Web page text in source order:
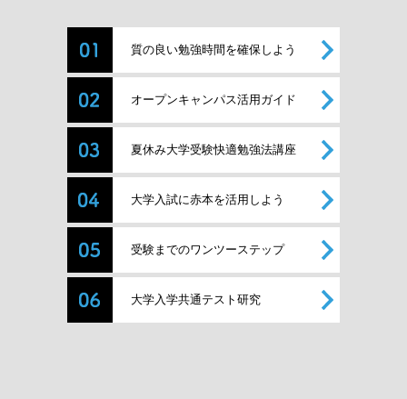
質の良い勉強時間を確保しよう
オープンキャンパス活用ガイド
夏休み大学受験快適勉強法講座
大学入試に赤本を活用しよう
受験までのワンツーステップ
大学入学共通テスト研究